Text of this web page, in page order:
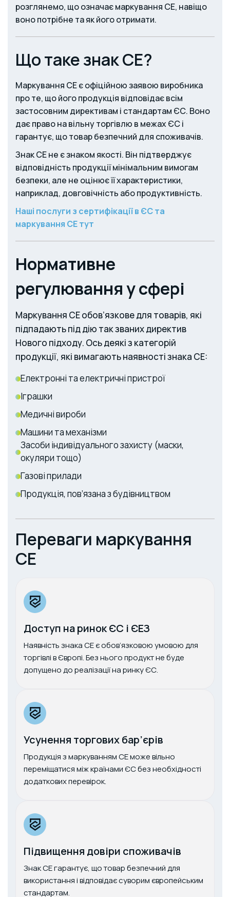
розглянемо, що означає маркування CE, навіщо
воно потрібне та як його отримати.
Що таке знак CE?
Маркування CE є офіційною заявою виробника
про те, що його продукція відповідає всім
застосовним директивам і стандартам ЄС. Воно
дає право на вільну торгівлю в межах ЄС і
гарантує, що товар безпечний для споживачів.
Знак CE не є знаком якості. Він підтверджує
відповідність продукції мінімальним вимогам
безпеки, але не оцінює її характеристики,
наприклад, довговічність або продуктивність.
Наші послуги з сертифікації в ЄС та
маркування СЕ тут
Нормативне
регулювання у сфері
Маркування CE обов’язкове для товарів, які
підпадають під дію так званих директив
Нового підходу. Ось деякі з категорій
продукції, які вимагають наявності знака CE:
Електронні та електричні пристрої
Іграшки
Медичні вироби
Машини та механізми
Засоби індивідуального захисту (маски,
окуляри тощо)
Газові прилади
Продукція, пов’язана з будівництвом
Переваги маркування
CE
Доступ на ринок ЄС і ЄЕЗ
Наявність знака CE є обов’язковою умовою для
торгівлі в Європі. Без нього продукт не буде
допущено до реалізації на ринку ЄС.
Усунення торгових бар’єрів
Продукція з маркуванням CE може вільно
переміщатися між країнами ЄС без необхідності
додаткових перевірок.
Підвищення довіри споживачів
Знак CE гарантує, що товар безпечний для
використання і відповідає суворим європейським
стандартам.